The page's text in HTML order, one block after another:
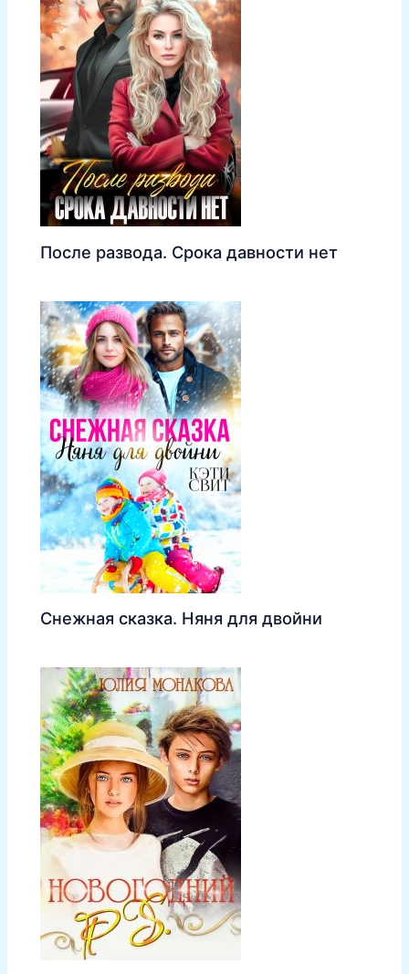
После развода. Срока давности нет
Снежная сказка. Няня для двойни